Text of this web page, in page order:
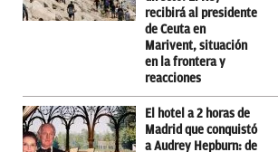
recibirá al presidente
de Ceuta en
Marivent, situación
en la frontera y
reacciones
El hotel a 2 horas de
Madrid que conquistó
a Audrey Hepburn: de